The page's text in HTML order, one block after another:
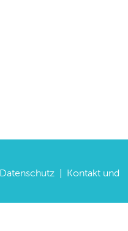
Datenschutz
Kontakt und